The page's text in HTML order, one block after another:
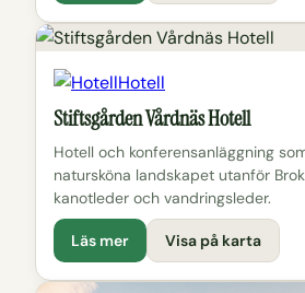
Hotell
Stiftsgården Vårdnäs Hotell
Hotell och konferensanläggning
natursköna landskapet utanför
kanotleder och vandringsleder.
Läs mer Visa på karta